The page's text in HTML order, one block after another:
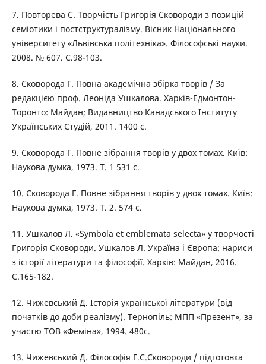
7. Повторева С. Творчість Григорія Сковороди з позицій
семіотики і постструктуралізму. Вісник Національного
університету «Львівська політехніка». Філософські науки.
2008. № 607. С.98-103.
8. Сковорода Г. Повна академічна збірка творів / За
редакцією проф. Леоніда Ушкалова. Харків-Едмонтон-
Торонто: Майдан; Видавництво Канадського Інституту
Українських Студій, 2011. 1400 с.
9. Сковорода Г. Повне зібрання творів у двох томах. Київ:
Наукова думка, 1973. Т. 1 531 с.
10. Сковорода Г. Повне зібрання творів у двох томах. Київ:
Наукова думка, 1973. Т. 2. 574 с.
11. Ушкалов Л. «Symbola et emblemata selecta» у творчості
Григорія Сковороди. Ушкалов Л. Україна і Європа: нариси
з історії літератури та філософії. Харків: Майдан, 2016.
С.165-182.
12. Чижевський Д. Історія української літератури (від
початків до доби реалізму). Тернопіль: МПП «Презент», за
участю ТОВ «Феміна», 1994. 480с.
13. Чижевський Д. Філософія Г.С.Сковороди / підготовка